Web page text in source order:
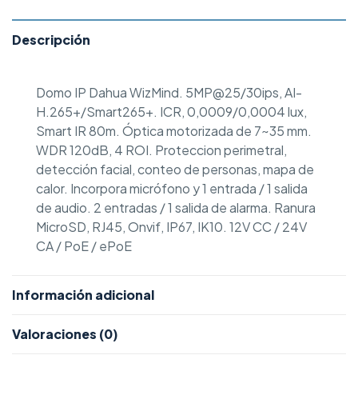
Descripción
Domo IP Dahua WizMind. 5MP@25/30ips, AI-
H.265+/Smart265+. ICR, 0,0009/0,0004 lux,
Smart IR 80m. Óptica motorizada de 7~35 mm.
WDR 120dB, 4 ROI. Proteccion perimetral,
detección facial, conteo de personas, mapa de
calor. Incorpora micrófono y 1 entrada / 1 salida
de audio. 2 entradas / 1 salida de alarma. Ranura
MicroSD, RJ45, Onvif, IP67, IK10. 12V CC / 24V
CA / PoE / ePoE
Información adicional
Valoraciones (0)